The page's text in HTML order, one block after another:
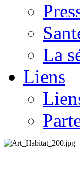
La
Liens